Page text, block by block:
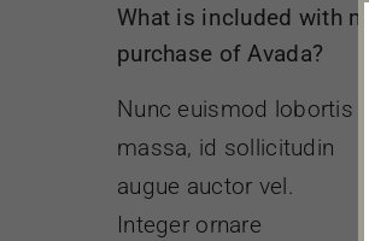
What is included with my
purchase of Avada?
Nunc euismod lobortis
massa, id sollicitudin
augue auctor vel.
Integer ornare